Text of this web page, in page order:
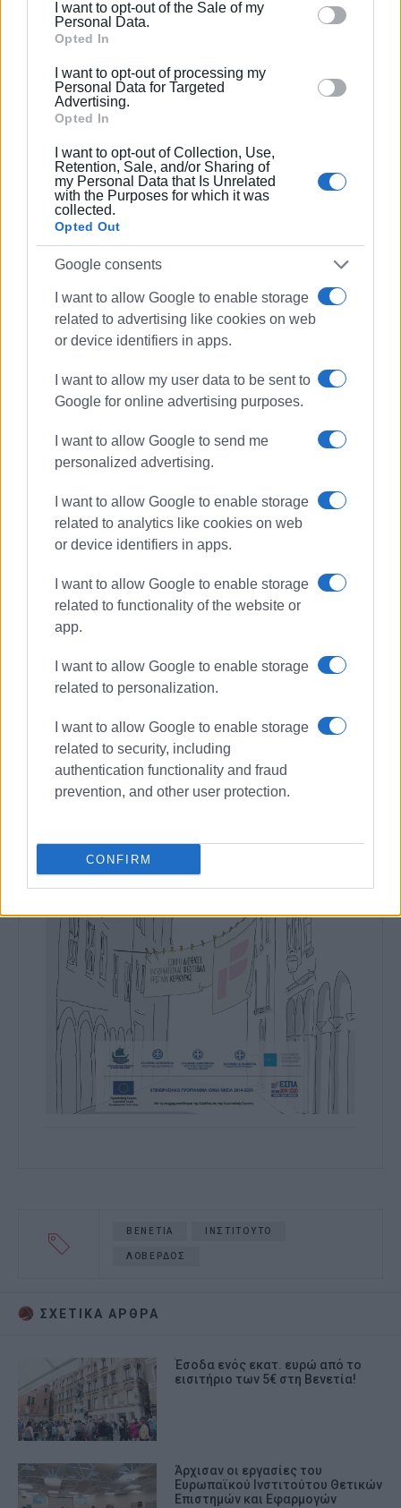
behaviour. You may click to grant or deny consent to
Google and its third-party tags to use your data for
section.
I want to opt-out of the Sale of my
Personal Data.
Opted In
I want to opt-out of processing my
Personal Data for Targeted
Advertising.
Opted In
I want to opt-out of Collection, Use,
Retention, Sale, and/or Sharing of
my Personal Data that Is Unrelated
with the Purposes for which it was
collected.
Opted Out
Google consents
I want to allow Google to enable storage
related to advertising like cookies on web
or device identifiers in apps.
I want to allow my user data to be sent to
Google for online advertising purposes.
I want to allow Google to send me
personalized advertising.
I want to allow Google to enable storage
related to analytics like cookies on web
or device identifiers in apps.
I want to allow Google to enable storage
related to functionality of the website or
app.
I want to allow Google to enable storage
related to personalization.
I want to allow Google to enable storage
related to security, including
authentication functionality and fraud
prevention, and other user protection.
CONFIRM
Έχει σπουδάσει και εργαστεί ως μηχανικός και
ηλεκτρονικός. Δημοσιογραφεί από τις αρχές της
όλες τις αθηναϊκές εφημερίδες. Διετέλεσε
πρόεδρος του Συνδέσμου Ημερησίων
Περιφερειακών Εφημερίδων, τον οποίον
γραμματέα στο δ.σ. επί οκτώ χρόνια. Πιστεύει
πως η ισχυρότερη ιδιότητα του δημοσιογράφου
στην ενημέρωση είναι το ενδιαφέρον του για τα
κοινά και στην επικοινωνία η έντιμη και
ανιδιοτελής διαμεσολάβηση.
Ακολουθήστε το enimerosi στοFacebook
ΒΕΝΕΤΙΑ ΙΝΣΤΙΤΟΥΤΟ
ΛΟΒΕΡΔΟΣ
ΣΧΕΤΙΚA AΡΘΡΑ
Έσοδα ενός εκατ. ευρώ από το
εισιτήριο των 5€ στη Βενετία!
Άρχισαν οι εργασίες του
Ευρωπαϊκού Ινστιτούτου Θετικών
Επιστημών και Εφαρμογών